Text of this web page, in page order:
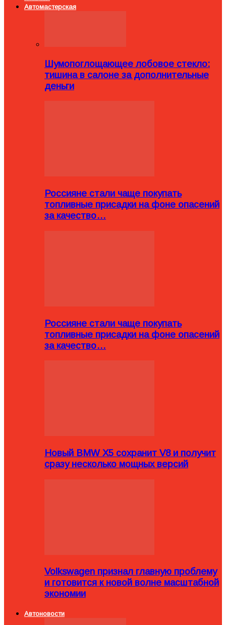
Автомастерская
Шумопоглощающее лобовое стекло:
тишина в салоне за дополнительные
деньги
Россияне стали чаще покупать
топливные присадки на фоне опасений
за качество…
Россияне стали чаще покупать
топливные присадки на фоне опасений
за качество…
Новый BMW X5 сохранит V8 и получит
сразу несколько мощных версий
Volkswagen признал главную проблему
и готовится к новой волне масштабной
экономии
Автоновости